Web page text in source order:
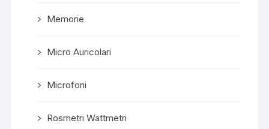
Memorie
Micro Auricolari
Microfoni
Rosmetri Wattmetri